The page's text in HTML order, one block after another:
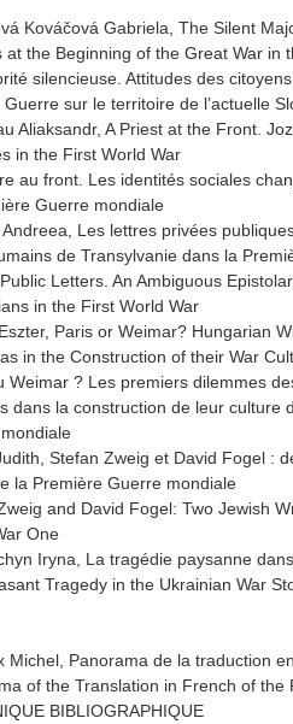
Kováčová Gabriela, The Silent
at the Beginning of the Great War in
silencieuse. Attitudes des
sur le territoire de l’actuelle
Aliaksandr, A Priest at the Front.
in the First World War
au front. Les identités sociales
Guerre mondiale
Andreea, Les lettres privées
de Transylvanie dans la
Letters. An Ambiguous
in the First World War
Paris or Weimar? Hungarian
in the Construction of their War
Weimar ? Les premiers dilemmes
dans la construction de leur culture
Stefan Zweig et David Fogel :
la Première Guerre mondiale
and David Fogel: Two Jewish
One
Iryna, La tragédie paysanne
Tragedy in the Ukrainian War
Michel, Panorama de la traduction
of the Translation in French of the
BIBLIOGRAPHIQUE